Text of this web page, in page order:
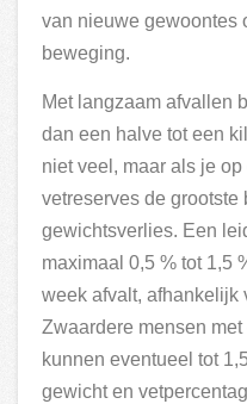
van nieuwe gewoontes
beweging.
Met langzaam afvallen
dan een halve tot een
niet veel, maar als je
vetreserves de grootste
gewichtsverlies. Een
maximaal 0,5 % tot 1,5
week afvalt, afhankelijk
Zwaardere mensen
kunnen eventueel tot
gewicht en